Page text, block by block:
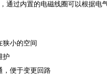
通过内置的电磁线圈可以根据电
狭小的空间
护
，便于变更回路